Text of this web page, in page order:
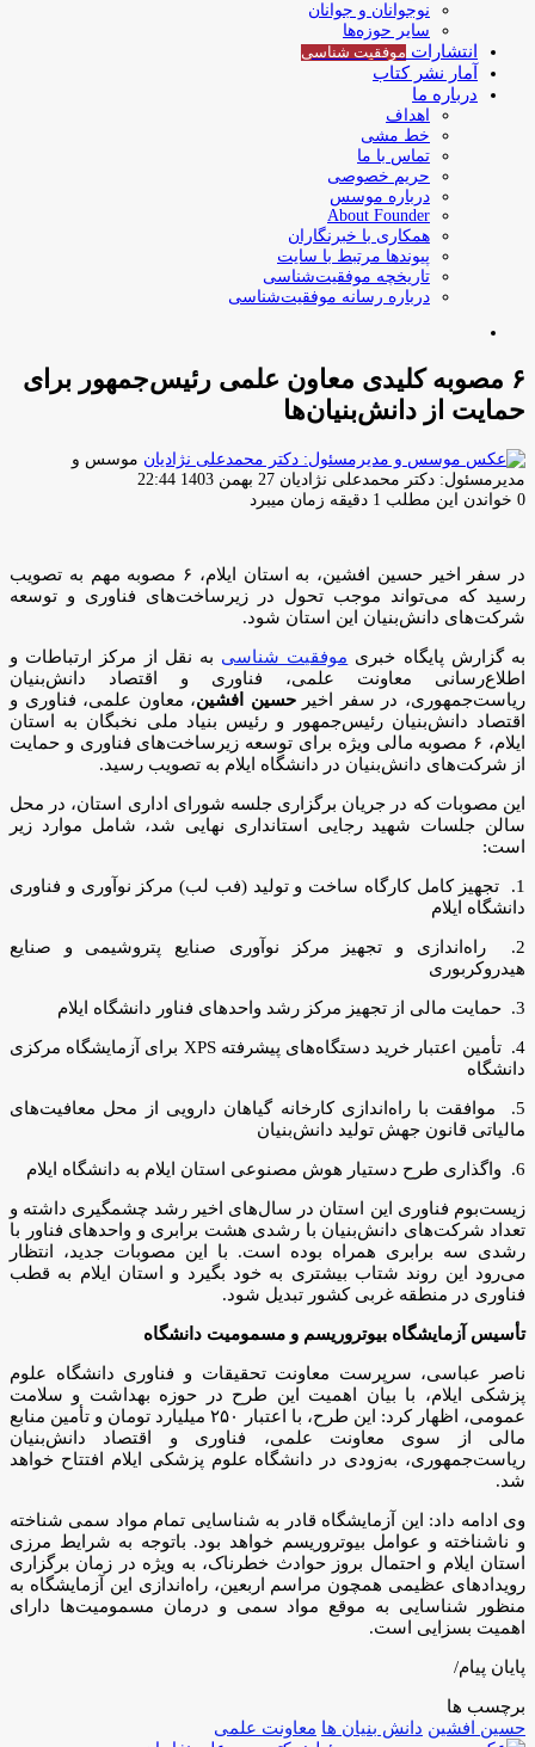
نوجوانان و جوانان
سایر حوزه‌ها
انتشارات موفقیت‌ شناسی
آمار نشر کتاب
درباره ما
اهداف
خط مشی
تماس با ما
حریم خصوصی
درباره موسس
About Founder
همکاری با خبرنگاران
پیوندها مرتبط با سایت
تاریخچه موفقیت‌شناسی
درباره رسانه موفقیت‌شناسی
۶ مصوبه کلیدی معاون علمی رئیس‌جمهور برای
حمایت از دانش‌بنیان‌ها
موسس و
مدیرمسئول: دکتر محمدعلی نژادیان ارسال
ایمیل
27 بهمن 1403 22:44
0 خواندن این مطلب 1 دقیقه زمان میبرد
در سفر اخیر حسین افشین، به استان ایلام، ۶ مصوبه مهم به تصویب
رسید که می‌تواند موجب تحول در زیرساخت‌های فناوری و توسعه
شرکت‌های دانش‌بنیان این استان شود.
به گزارش پایگاه خبری موفقیت شناسی به نقل از مرکز ارتباطات و
اطلاع‌رسانی معاونت علمی، فناوری و اقتصاد دانش‌بنیان
ریاست‌جمهوری، در سفر اخیرحسین افشین، معاون علمی، فناوری و
اقتصاد دانش‌بنیان رئیس‌جمهور و رئیس بنیاد ملی نخبگان به استان
ایلام، ۶ مصوبه مالی ویژه برای توسعه زیرساخت‌های فناوری و حمایت
از شرکت‌های دانش‌بنیان در دانشگاه ایلام به تصویب رسید.
این مصوبات که در جریان برگزاری جلسه شورای اداری استان، در محل
سالن جلسات شهید رجایی استانداری نهایی شد، شامل موارد زیر
است:
1. تجهیز کامل کارگاه ساخت و تولید (فب لب) مرکز نوآوری و فناوری
دانشگاه ایلام
2. راه‌اندازی و تجهیز مرکز نوآوری صنایع پتروشیمی و صنایع
هیدروکربوری
3. حمایت مالی از تجهیز مرکز رشد واحدهای فناور دانشگاه ایلام
4. تأمین اعتبار خرید دستگاه‌های پیشرفته XPS برای آزمایشگاه مرکزی
دانشگاه
5. موافقت با راه‌اندازی کارخانه گیاهان دارویی از محل معافیت‌های
مالیاتی قانون جهش تولید دانش‌بنیان
6. واگذاری طرح دستیار هوش مصنوعی استان ایلام به دانشگاه ایلام
زیست‌بوم فناوری این استان در سال‌های اخیر رشد چشمگیری داشته و
تعداد شرکت‌های دانش‌بنیان با رشدی هشت برابری و واحدهای فناور با
رشدی سه برابری همراه بوده است. با این مصوبات جدید، انتظار
می‌رود این روند شتاب بیشتری به خود بگیرد و استان ایلام به قطب
فناوری در منطقه غربی کشور تبدیل شود.
تأسیس آزمایشگاه بیوتروریسم و مسمومیت دانشگاه
ناصر عباسی، سرپرست معاونت تحقیقات و فناوری دانشگاه علوم
پزشکی ایلام، با بیان اهمیت این طرح در حوزه بهداشت و سلامت
عمومی، اظهار کرد: این طرح، با اعتبار ۲۵۰ میلیارد تومان و تأمین منابع
مالی از سوی معاونت علمی، فناوری و اقتصاد دانش‌بنیان
ریاست‌جمهوری، به‌زودی در دانشگاه علوم پزشکی ایلام افتتاح خواهد
شد.
وی ادامه داد: این آزمایشگاه قادر به شناسایی تمام مواد سمی شناخته
و ناشناخته و عوامل بیوتروریسم خواهد بود. باتوجه به شرایط مرزی
استان ایلام و احتمال بروز حوادث خطرناک، به ویژه در زمان برگزاری
رویدادهای عظیمی همچون مراسم اربعین، راه‌اندازی این آزمایشگاه به
منظور شناسایی به موقع مواد سمی و درمان مسمومیت‌ها دارای
اهمیت بسزایی است.
پایان پیام/
برچسب ها
حسین افشین دانش بنیان ها معاونت علمی